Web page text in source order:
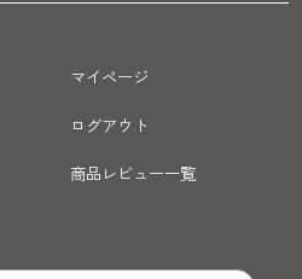
マイページ
ログアウト
商品レビュー一覧